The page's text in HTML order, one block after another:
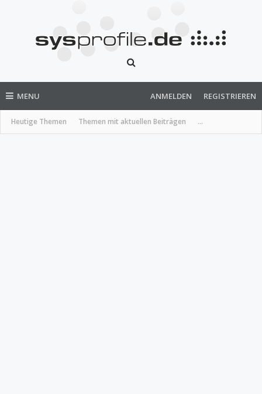
MENU
Heutige Themen Themen mit aktuellen Beiträgen ...
ANMELDEN REGISTRIEREN